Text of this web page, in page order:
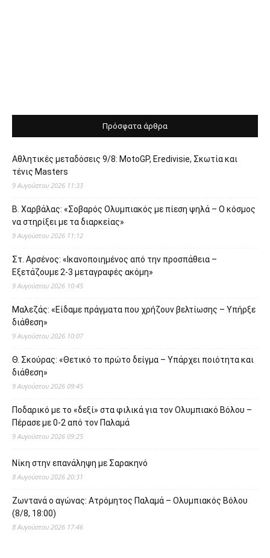
Πρόσφατα άρθρα
Αθλητικές μεταδόσεις 9/8: MotoGP, Eredivisie, Σκωτία και
τένις Masters
9 Αυγούστου 2026 11:33
Β. Χαρβάλας: «Σοβαρός Ολυμπιακός με πίεση ψηλά – Ο κόσμος
να στηρίξει με τα διαρκείας»
9 Αυγούστου 2026 11:12
Στ. Αρσένος: «Ικανοποιημένος από την προσπάθεια –
Εξετάζουμε 2-3 μεταγραφές ακόμη»
9 Αυγούστου 2026 10:45
Μαλεζάς: «Είδαμε πράγματα που χρήζουν βελτίωσης – Υπήρξε
διάθεση»
9 Αυγούστου 2026 10:07
Θ. Σκούρας: «Θετικό το πρώτο δείγμα – Υπάρχει ποιότητα και
διάθεση»
9 Αυγούστου 2026 09:45
Ποδαρικό με το «δεξί» στα φιλικά για τον Ολυμπιακό Βόλου –
Πέρασε με 0-2 από τον Παλαμά
9 Αυγούστου 2026 09:25
Νίκη στην επανάληψη με Σαρακηνό
8 Αυγούστου 2026 20:31
Ζωντανά ο αγώνας: Ατρόμητος Παλαμά – Ολυμπιακός Βόλου
(8/8, 18:00)
8 Αυγούστου 2026 17:46